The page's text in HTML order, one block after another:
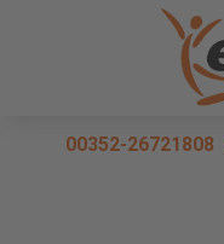
00352-26721808